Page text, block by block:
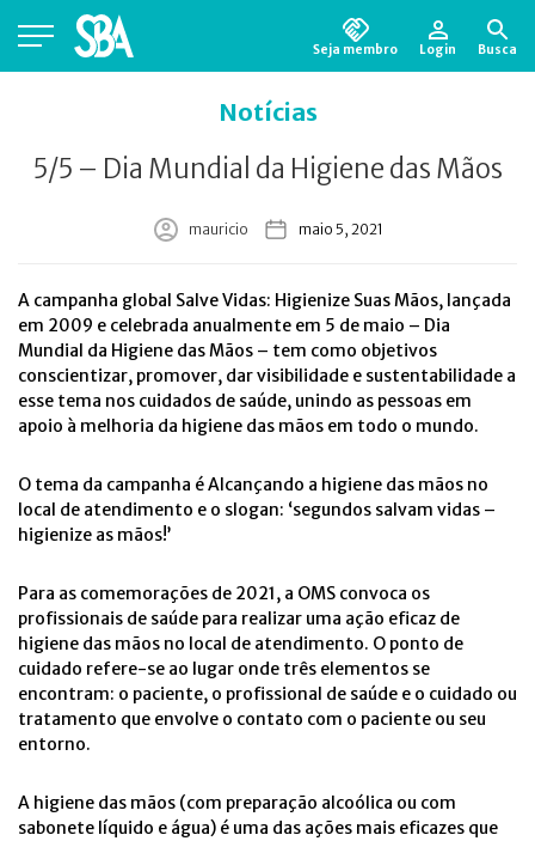
Seja membro Login Busca
Notícias
5/5 – Dia Mundial da Higiene das Mãos
mauricio maio 5, 2021
A campanha global Salve Vidas: Higienize Suas Mãos, lançada
em 2009 e celebrada anualmente em 5 de maio – Dia
Mundial da Higiene das Mãos – tem como objetivos
conscientizar, promover, dar visibilidade e sustentabilidade a
esse tema nos cuidados de saúde, unindo as pessoas em
apoio à melhoria da higiene das mãos em todo o mundo.
O tema da campanha é Alcançando a higiene das mãos no
local de atendimento e o slogan: ‘segundos salvam vidas –
higienize as mãos!’
Para as comemorações de 2021, a OMS convoca os
profissionais de saúde para realizar uma ação eficaz de
higiene das mãos no local de atendimento. O ponto de
cuidado refere-se ao lugar onde três elementos se
encontram: o paciente, o profissional de saúde e o cuidado ou
tratamento que envolve o contato com o paciente ou seu
entorno.
A higiene das mãos (com preparação alcoólica ou com
sabonete líquido e água) é uma das ações mais eficazes que